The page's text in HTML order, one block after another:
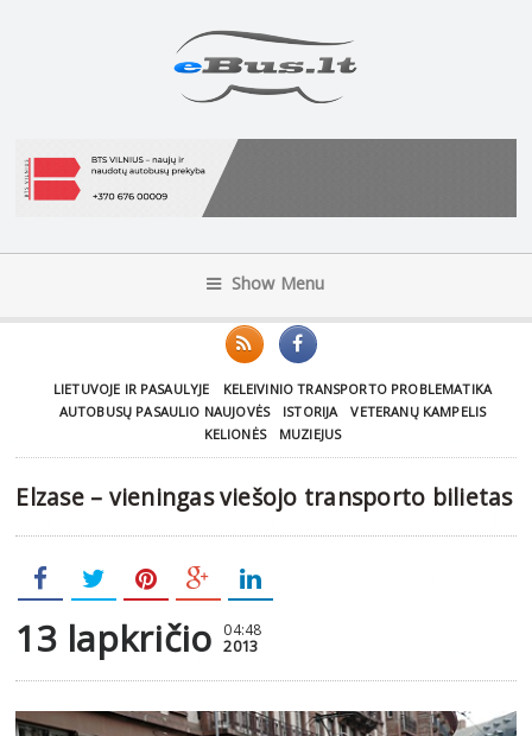
Show Menu
LIETUVOJE IR PASAULYJE
KELEIVINIO TRANSPORTO PROBLEMATIKA
AUTOBUSŲ PASAULIO NAUJOVĖS
ISTORIJA
VETERANŲ KAMPELIS
KELIONĖS
MUZIEJUS
Elzase – vieningas viešojo transporto bilietas
13 lapkričio 04:48
2013